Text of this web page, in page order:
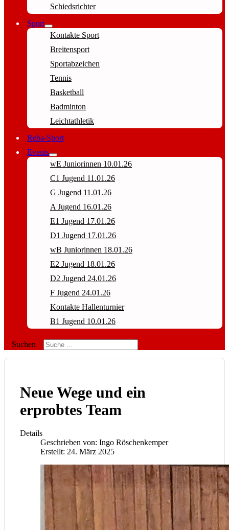
Schiedsrichter
Sport
Kontakte Sport
Breitensport
Sportabzeichen
Tennis
Basketball
Badminton
Leichtathletik
Reha-Sport
Events
wE Juniorinnen 10.01.26
C1 Jugend 11.01.26
G Jugend 11.01.26
A Jugend 16.01.26
E1 Jugend 17.01.26
D1 Jugend 17.01.26
wB Juniorinnen 18.01.26
E2 Jugend 18.01.26
D2 Jugend 24.01.26
F Jugend 24.01.26
Kontakte Hallenturnier
B1 Jugend 10.01.26
Suchen
Neue Wege und ein
erprobtes Team
Details
Geschrieben von: Ingo Röschenkemper
Erstellt: 24. März 2025